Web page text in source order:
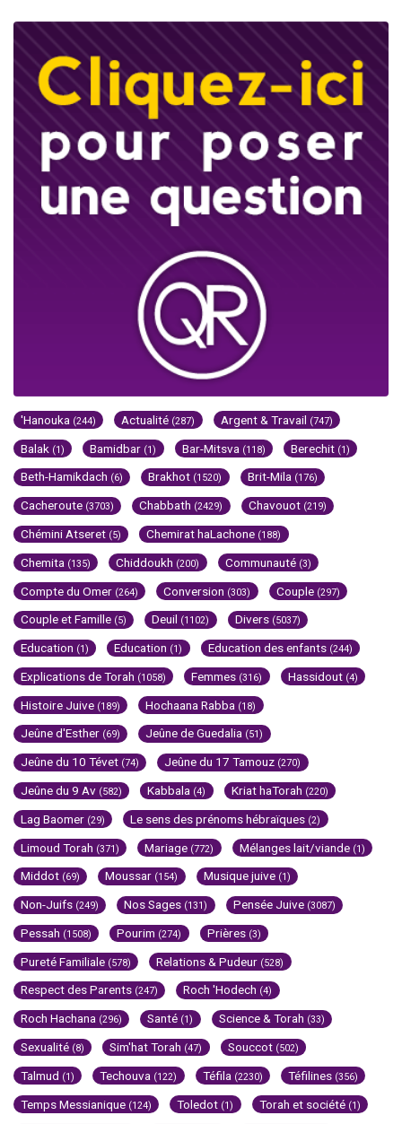
'Hanouka (244) Actualité (287) Argent & Travail (747)
Balak (1) Bamidbar (1) Bar-Mitsva (118) Berechit (1)
Beth-Hamikdach (6) Brakhot (1520) Brit-Mila (176)
Cacheroute (3703) Chabbath (2429) Chavouot (219)
Chémini Atseret (5) Chemirat haLachone (188)
Chemita (135) Chiddoukh (200) Communauté (3)
Compte du Omer (264) Conversion (303) Couple (297)
Couple et Famille (5) Deuil (1102) Divers (5037)
Education (1) Education (1) Education des enfants (244)
Explications de Torah (1058) Femmes (316) Hassidout (4)
Histoire Juive (189) Hochaana Rabba (18)
Jeûne d'Esther (69) Jeûne de Guedalia (51)
Jeûne du 10 Tévet (74) Jeûne du 17 Tamouz (270)
Jeûne du 9 Av (582) Kabbala (4) Kriat haTorah (220)
Lag Baomer (29) Le sens des prénoms hébraïques (2)
Limoud Torah (371) Mariage (772) Mélanges lait/viande (1)
Middot (69) Moussar (154) Musique juive (1)
Non-Juifs (249) Nos Sages (131) Pensée Juive (3087)
Pessah (1508) Pourim (274) Prières (3)
Pureté Familiale (578) Relations & Pudeur (528)
Respect des Parents (247) Roch 'Hodech (4)
Roch Hachana (296) Santé (1) Science & Torah (33)
Sexualité (8) Sim'hat Torah (47) Souccot (502)
Talmud (1) Techouva (122) Téfila (2230) Téfilines (356)
Temps Messianique (124) Toledot (1) Torah et société (1)